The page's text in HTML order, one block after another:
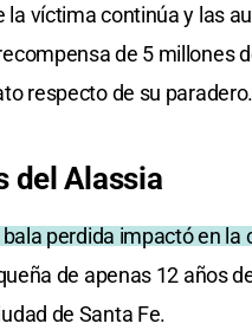
la víctima continúa y las
de 5 millones
respecto de su paradero.
del Alassia
bala perdida impactó en la
de apenas 12 años
de Santa Fe.